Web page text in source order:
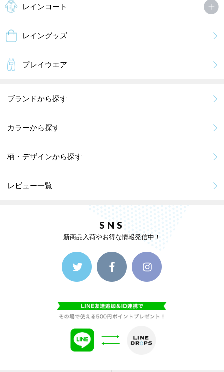
レインコート
レイングッズ
プレイウエア
ブランドから探す
カラーから探す
柄・デザインから探す
レビュー一覧
SNS
新商品入荷やお得な情報発信中！